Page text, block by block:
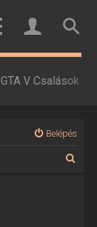
GTA V Csalások
Belépés